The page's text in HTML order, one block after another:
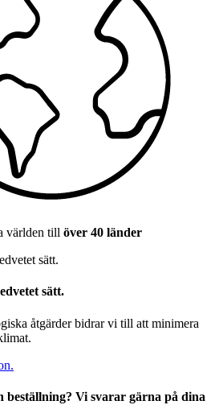
världen till över 40 länder
sätt.
åtgärder bidrar vi till att minimera
beställning? Vi svarar gärna på dina